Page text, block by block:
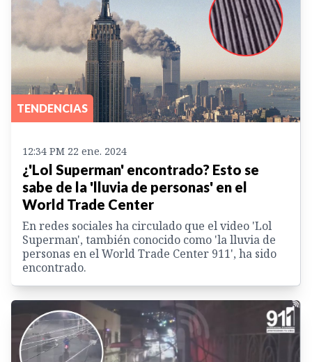
TENDENCIAS
12:34 PM 22 ene. 2024
¿'Lol Superman' encontrado? Esto se
sabe de la 'lluvia de personas' en el
World Trade Center
En redes sociales ha circulado que el video 'Lol
Superman', también conocido como 'la lluvia de
personas en el World Trade Center 911', ha sido
encontrado.